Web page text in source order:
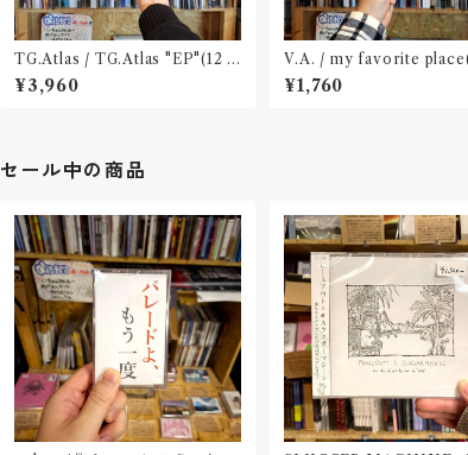
TG.Atlas / TG.Atlas "EP"(12 in
ch)〝旭川〟
¥3,960
V.A. / my favorite
¥1,760
セール中の商品